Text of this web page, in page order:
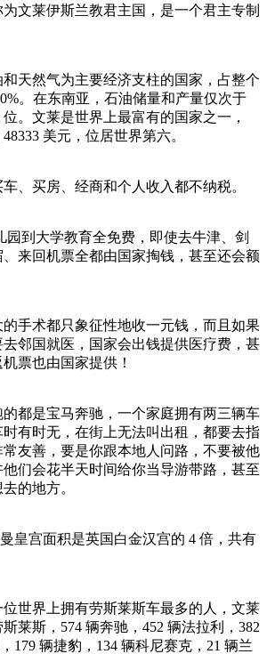
文莱伊斯兰教君主国，是一个君主专制
然气为主要经济支柱的国家，占整个
。在东南亚，石油储量和产量仅次于
。文莱是世界上最富有的国家之一，
美元，位居世界第六。
买房、经商和个人收入都不纳税。
大学教育全免费，即使去牛津、剑
来回机票全都由国家掏钱，甚至还会额
术都只象征性地收一元钱，而且如果
邻国就医，国家会出钱提供医疗费，甚
票也由国家提供！
是宝马奔驰，一个家庭拥有两三辆车
有时无，在街上无法叫出租，都要去指
友善，要是你跟本地人问路，不要被他
们会花半天时间给你当导游带路，甚至
的地方。
宫面积是英国白金汉宫的 4 倍，共有
界上拥有劳斯莱斯车最多的人，文莱
莱斯，574 辆奔驰，452 辆法拉利，382
179 辆捷豹，134 辆科尼赛克，21 辆兰